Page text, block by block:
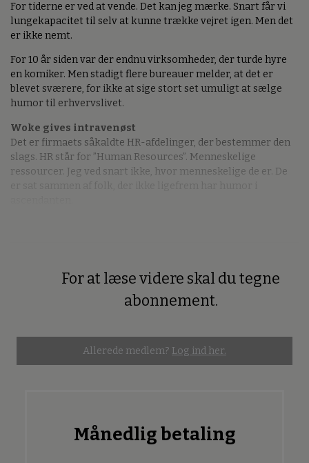
For tiderne er ved at vende. Det kan jeg mærke. Snart får vi
lungekapacitet til selv at kunne trække vejret igen. Men det
er ikke nemt.
For 10 år siden var der endnu virksomheder, der turde hyre
en komiker. Men stadigt flere bureauer melder, at det er
blevet sværere, for ikke at sige stort set umuligt at sælge
humor til erhvervslivet.
Woke gives intravenøst
Det er firmaets såkaldte HR-afdelinger, der bestemmer den
slags. HR står for ”Human Resources”. Menneskelige
ressourcer. Jeg ved snart ikke, hvor menneskelige de er. De
For at læse videre skal du tegne
abonnement.
Allerede medlem? Log ind her.
Månedlig betaling